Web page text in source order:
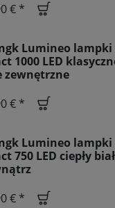
€ *
Lumineo
1000 LED
zewnętrzne
€ *
Lumineo
750 LED ciepły
€ *